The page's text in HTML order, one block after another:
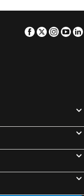
Facebook
Twitter